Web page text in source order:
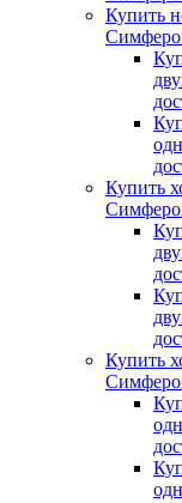
Купить
Купить
Купить